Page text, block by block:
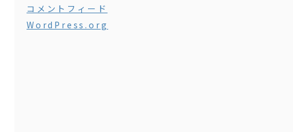
コメントフィード
WordPress.org